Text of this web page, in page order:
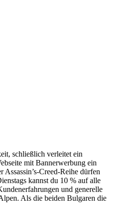
schließlich verleitet ein
mit Bannerwerbung ein
Creed-Reihe dürfen
kannst du 10 % auf alle
und generelle
Als die beiden Bulgaren die